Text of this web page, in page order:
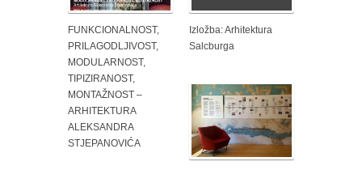
FUNKCIONALNOST,
PRILAGODLJIVOST,
MODULARNOST,
TIPIZIRANOST,
MONTAŽNOST –
ARHITEKTURA
ALEKSANDRA
STJEPANOVIĆA
Izložba: Arhitektura
Salcburga